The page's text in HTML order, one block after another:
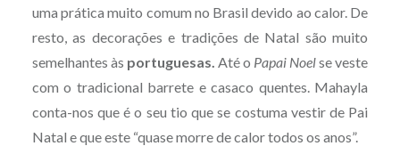
uma prática muito comum no Brasil devido ao calor. De
resto, as decorações e tradições de Natal são muito
semelhantes às portuguesas. Até o Papai Noelse veste
com o tradicional barrete e casaco quentes. Mahayla
conta-nos que é o seu tio que se costuma vestir de Pai
Natal e que este “quase morre de calor todos os anos”.